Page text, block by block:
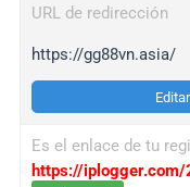
URL de redirección
https://gg88vn.asia/
Es el enlace de tu
https://